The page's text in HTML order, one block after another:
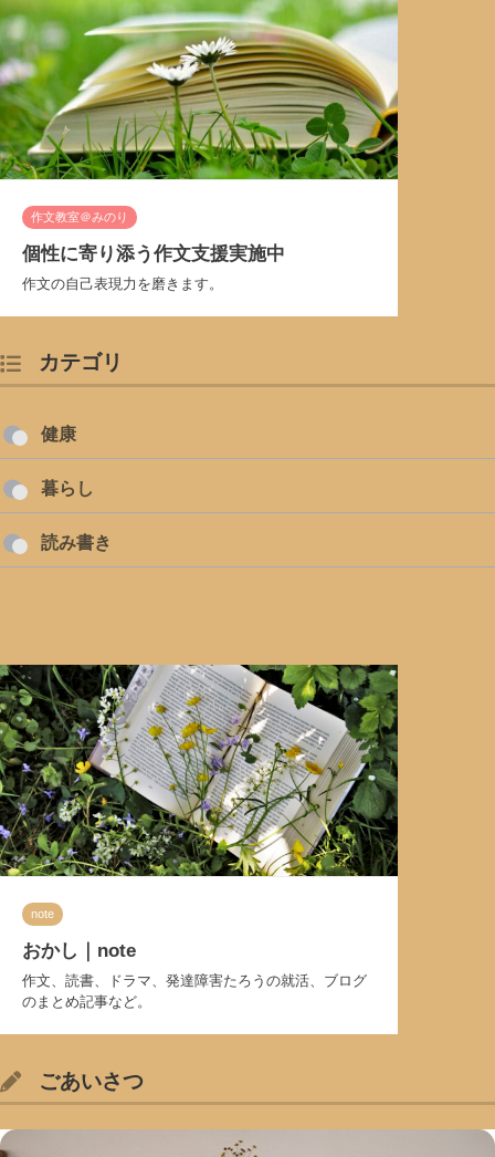
作文教室＠みのり
個性に寄り添う作文支援実施中
作文の自己表現力を磨きます。
カテゴリ
健康
暮らし
読み書き
note
おかし｜note
作文、読書、ドラマ、発達障害たろうの就活、ブログ
のまとめ記事など。
ごあいさつ